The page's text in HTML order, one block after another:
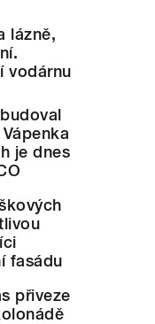
lázně,
vodárnu
je dnes
fasádu
přiveze